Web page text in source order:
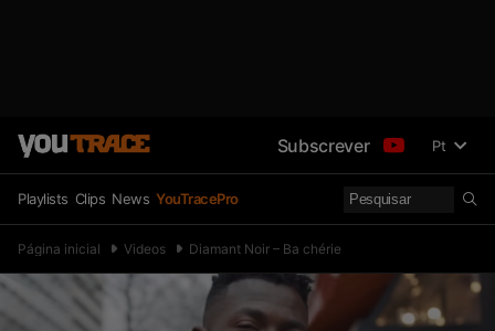
Subscrever Pt
Playlists Clips News YouTracePro
Página inicial Videos Diamant Noir – Ba chérie